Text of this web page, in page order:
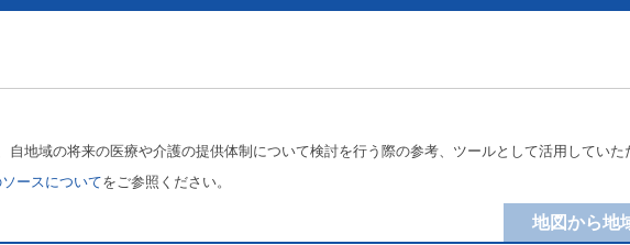
自地域の将来の医療や介護の提供体制について検討を行う際の参考、ツールとして活用してい
ースについてをご参照ください。
地図から地